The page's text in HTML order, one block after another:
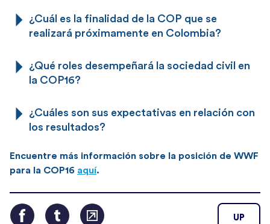
¿Cuál es la finalidad de la COP que se
realizará próximamente en Colombia?
¿Qué roles desempeñará la sociedad civil en
la COP16?
¿Cuáles son sus expectativas en relación con
los resultados?
Encuentre más información sobre la posición de WWF
para la COP16 aquí.
UP